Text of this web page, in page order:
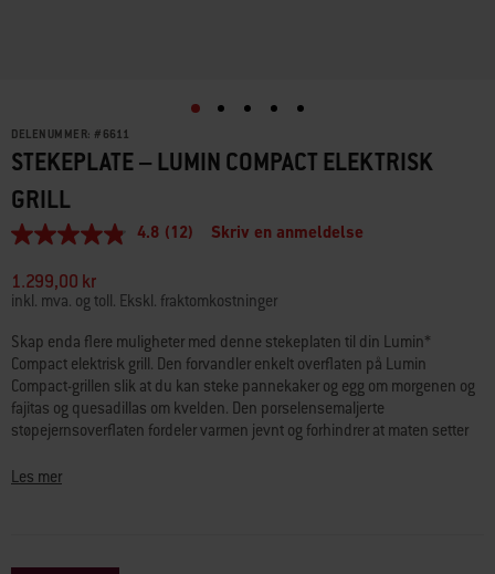
DELENUMMER: # 6611
STEKEPLATE – LUMIN COMPACT ELEKTRISK
GRILL
4.8
5
stjerner,
gjennomsnittlig
vurderingsverdi.
Read
12
Reviews.
Samme
sidelenke.
4.8 (12) Skriv en anmeldelse
1.299,00 kr
inkl. mva. og toll. Ekskl. fraktomkostninger
Skap enda flere muligheter med denne stekeplaten til din Lumin*
Compact elektrisk grill. Den forvandler enkelt overflaten på Lumin
Compact-grillen slik at du kan steke pannekaker og egg om morgenen og
fajitas og quesadillas om kvelden. Den porselensemaljerte
støpejernsoverflaten fordeler varmen jevnt og forhindrer at maten setter
såpe og vann. *LUMIN er et varemerke for Weber-Stephen Products LLC,
• Støpejernet holder på varmen og gir jevn varmefordeling
Les mer